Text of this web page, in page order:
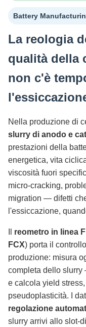
Battery
La reologia
qualità della
non c'è
Nella produzione di
slurry di anodo e
prestazioni della
energetica, vita
viscosità fuori
micro-cracking,
migration — difetti
l'essiccazione,
reometro in linea
FCX) porta il
produzione: misura
completa dello slurry
e calcola yield
pseudoplasticità. I
regolazione
slurry arrivi allo slot-